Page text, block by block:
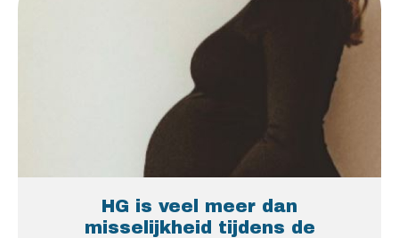
HG is veel meer dan
misselijkheid tijdens de